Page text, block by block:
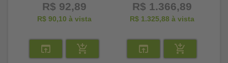
R$ 92,89
R$ 90,10 à vista
R$ 1.366,89
R$ 1.325,88 à vista